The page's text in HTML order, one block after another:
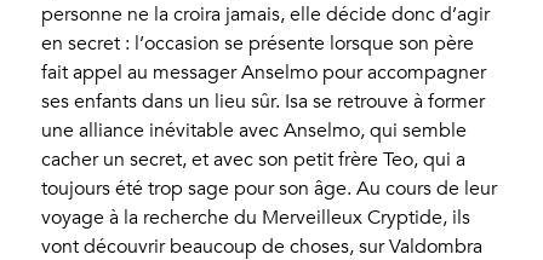
personne ne la croira jamais, elle décide donc d’agir
en secret : l’occasion se présente lorsque son père
fait appel au messager Anselmo pour accompagner
ses enfants dans un lieu sûr. Isa se retrouve à former
une alliance inévitable avec Anselmo, qui semble
cacher un secret, et avec son petit frère Teo, qui a
toujours été trop sage pour son âge. Au cours de leur
voyage à la recherche du Merveilleux Cryptide, ils
vont découvrir beaucoup de choses, sur Valdombra